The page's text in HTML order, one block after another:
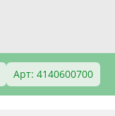
Арт: 4140600700